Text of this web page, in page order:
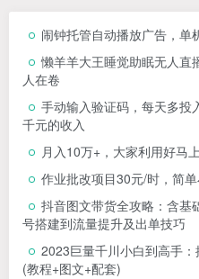
闹钟托管自动播放广告，单
懒羊羊大王睡觉助眠无人直
人在卷
手动输入验证码，每天多投
千元的收入
月入10万+，大家利用好马
作业批改项目30元/时，简
抖音图文带货全攻略：含基
号搭建到流量提升及出单技巧
2023巨量千川小白到高手
(教程+图文+配套)